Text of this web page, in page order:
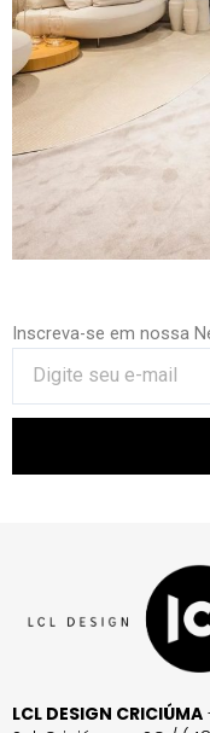
Inscreva-se em nossa
LCL DESIGN CRICIÚMA